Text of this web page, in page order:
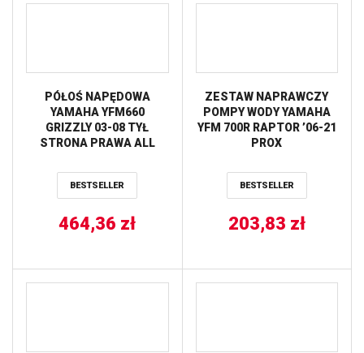
PÓŁOŚ NAPĘDOWA
YAMAHA YFM660
GRIZZLY 03-08 TYŁ
STRONA PRAWA ALL
BESTSELLER
464,36 zł
ZESTAW NAPRAWCZY
POMPY WODY YAMAHA
YFM 700R RAPTOR ’06-21
PROX
BESTSELLER
203,83 zł